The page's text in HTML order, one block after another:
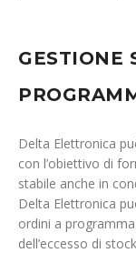
GESTIONE
Delta Elettronica
con l’obiettivo di
stabile anche in
Delta Elettronica
ordini a
dell’eccesso di